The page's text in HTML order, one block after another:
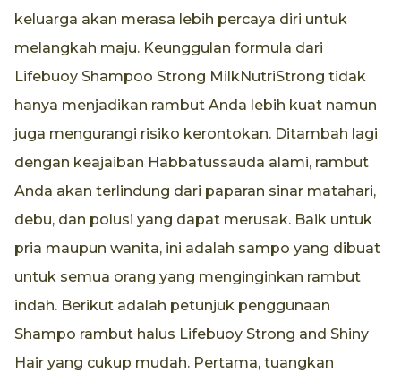
keluarga akan merasa lebih percaya diri untuk
melangkah maju. Keunggulan formula dari
Lifebuoy Shampoo Strong MilkNutriStrong tidak
hanya menjadikan rambut Anda lebih kuat namun
juga mengurangi risiko kerontokan. Ditambah lagi
dengan keajaiban Habbatussauda alami, rambut
Anda akan terlindung dari paparan sinar matahari,
debu, dan polusi yang dapat merusak. Baik untuk
pria maupun wanita, ini adalah sampo yang dibuat
untuk semua orang yang menginginkan rambut
indah. Berikut adalah petunjuk penggunaan
Shampo rambut halus Lifebuoy Strong and Shiny
Hair yang cukup mudah. Pertama, tuangkan